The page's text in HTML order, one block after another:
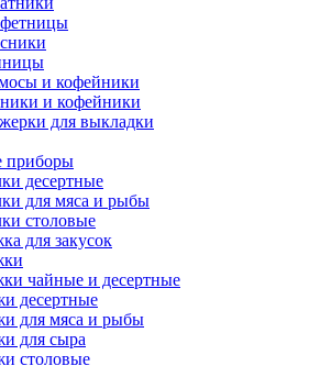
и кофейники
и кофейники
для выкладки
приборы
десертные
для мяса и рыбы
столовые
для закусок
чайные и десертные
десертные
для мяса и рыбы
для сыра
столовые